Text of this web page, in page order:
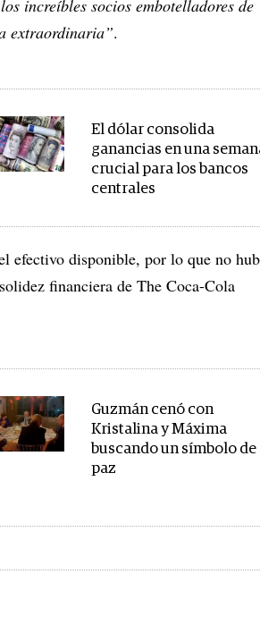
increíbles socios embotelladores de
extraordinaria”.
El dólar consolida
ganancias en una
crucial para los bancos
centrales
efectivo disponible, por lo que no
financiera de The Coca-Cola
Guzmán cenó con
Kristalina y Máxima
buscando un símbolo de
paz